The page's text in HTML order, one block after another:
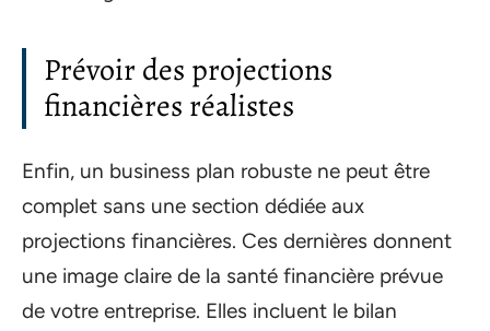
Prévoir des projections
financières réalistes
Enfin, un business plan robuste ne peut être
complet sans une section dédiée aux
projections financières. Ces dernières donnent
une image claire de la santé financière prévue
de votre entreprise. Elles incluent le bilan